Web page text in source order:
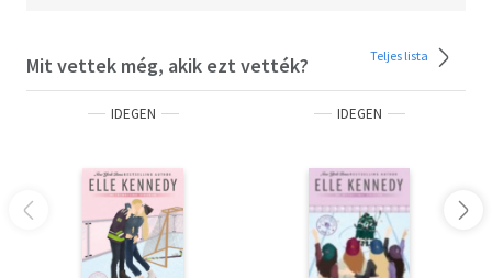
Mit vettek még, akik ezt vették? Teljes lista
IDEGEN IDEGEN